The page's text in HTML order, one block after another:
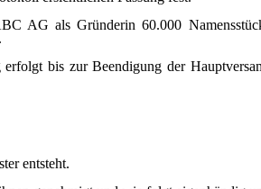
AG als Gründerin 60.000
bis zur Beendigung der
entsteht.